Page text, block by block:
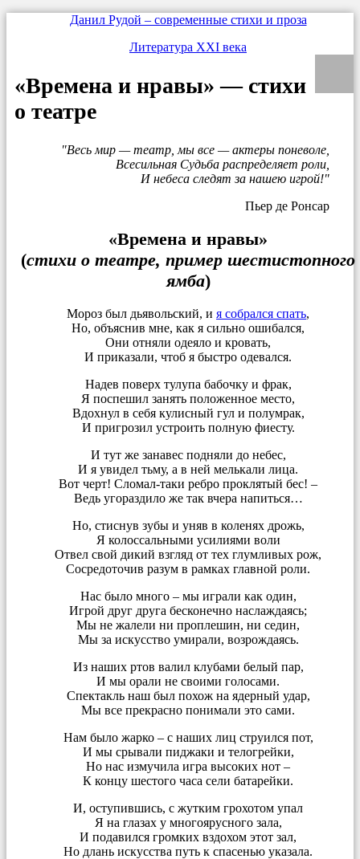
Данил Рудой – современные стихи и проза
Литература XXI века
«Времена и нравы» — стихи
о театре
Весь мир — театр, мы все — актеры поневоле,
Всесильная Судьба распределяет роли,
И небеса следят за нашею игрой!
Пьер де Ронсар
«Времена и нравы»
(стихи о театре, пример шестистопного
ямба)
Мороз был дьявольский, и я собрался спать,
Но, объяснив мне, как я сильно ошибался,
Они отняли одеяло и кровать,
И приказали, чтоб я быстро одевался.
Надев поверх тулупа бабочку и фрак,
Я поспешил занять положенное место,
Вдохнул в себя кулисный гул и полумрак,
И пригрозил устроить полную фиесту.
И тут же занавес подняли до небес,
И я увидел тьму, а в ней мелькали лица.
Вот черт! Сломал-таки ребро проклятый бес! –
Ведь угораздило же так вчера напиться…
Но, стиснув зубы и уняв в коленях дрожь,
Я колоссальными усилиями воли
Отвел свой дикий взгляд от тех глумливых рож,
Сосредоточив разум в рамках главной роли.
Нас было много – мы играли как один,
Игрой друг друга бесконечно наслаждаясь;
Мы не жалели ни проплешин, ни седин,
Мы за искусство умирали, возрождаясь.
Из наших ртов валил клубами белый пар,
И мы орали не своими голосами.
Спектакль наш был похож на ядерный удар,
Мы все прекрасно понимали это сами.
Нам было жарко – с наших лиц струился пот,
И мы срывали пиджаки и телогрейки,
Но нас измучила игра высоких нот –
К концу шестого часа сели батарейки.
И, оступившись, с жутким грохотом упал
Я на глазах у многоярусного зала,
И подавился громких вздохом этот зал,
Но длань искусства путь к спасенью указала.